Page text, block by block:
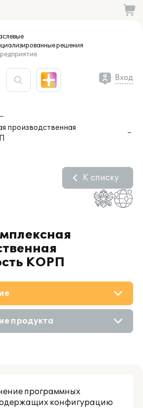
решения
Вход
производственная
КОРП
К списку
продукта
программных
конфигурацию